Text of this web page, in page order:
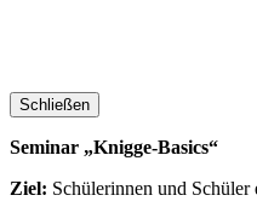
Schließen
Seminar „Knigge-Basics“
Ziel: Schülerinnen und Schüler